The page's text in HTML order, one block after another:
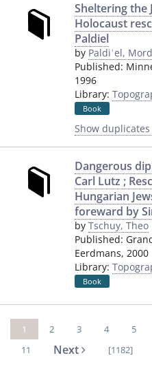
Sheltering the
Holocaust
Paldiel
by Paldiʾel,
Published:
1996
Library:
Book
Show duplicates
Dangerous
Carl Lutz ;
Hungarian
foreward by
by Tschuy, Theo
Published:
Eerdmans, 2000
Library:
Book
1 2 3 4 5
11
Next [1182]